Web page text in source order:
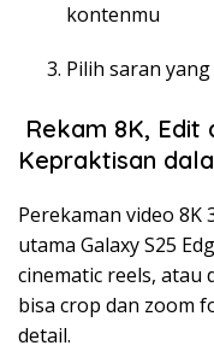
kontenmu
Pilih saran
Rekam 8K, Edit
Kepraktisan
Perekaman video 8K
utama Galaxy S25
cinematic reels, atau
bisa crop dan zoom
detail.